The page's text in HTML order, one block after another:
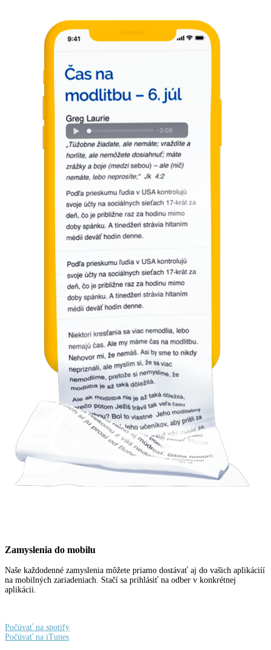
Zamyslenia do mobilu
Naše každodenné zamyslenia môžete priamo dostávať aj do vašich aplikáciíí
na mobilných zariadeniach. Stačí sa prihlásiť na odber v konkrétnej
aplikácii.
Počúvať na spotify
Počúvať na iTunes